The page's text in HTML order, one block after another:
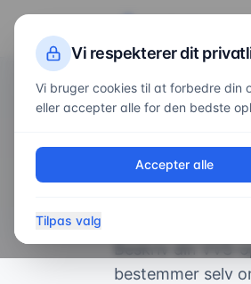
Forside/ Kontakt
Få et
Beskriv din VVS-
bestemmer selv
Vi respekterer dit
Vi bruger cookies til at forbedre din
eller accepter alle for den bedste
Accepter alle
Tilpas valg